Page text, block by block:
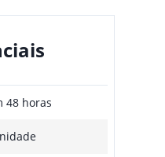
48 horas